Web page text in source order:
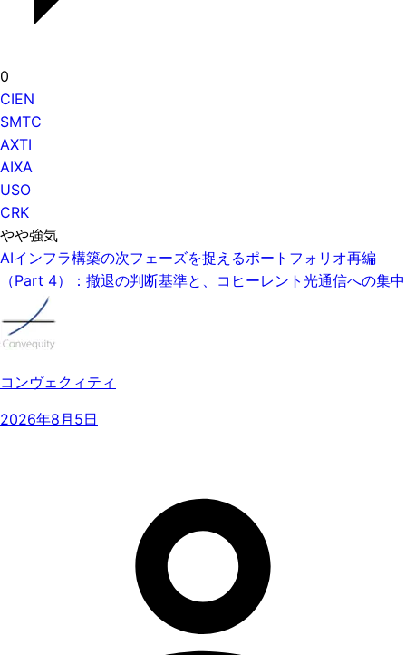
0
CIEN
SMTC
AXTI
AIXA
USO
CRK
やや強気
AIインフラ構築の次フェーズを捉えるポートフォリオ再編
（Part 4）：撤退の判断基準と、コヒーレント光通信への集中
コンヴェクィティ
2026年8月5日